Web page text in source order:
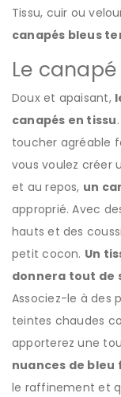
Tissu, cuir ou
canapés bleus
Le
Doux et apaisant,
canapés en tissu
toucher agréable
vous voulez créer
et au repos, un
approprié. Avec
hauts et des
petit cocon. Un
donnera tout de
Associez-le à des
teintes chaudes
apporterez une
nuances de bleu
le raffinement et